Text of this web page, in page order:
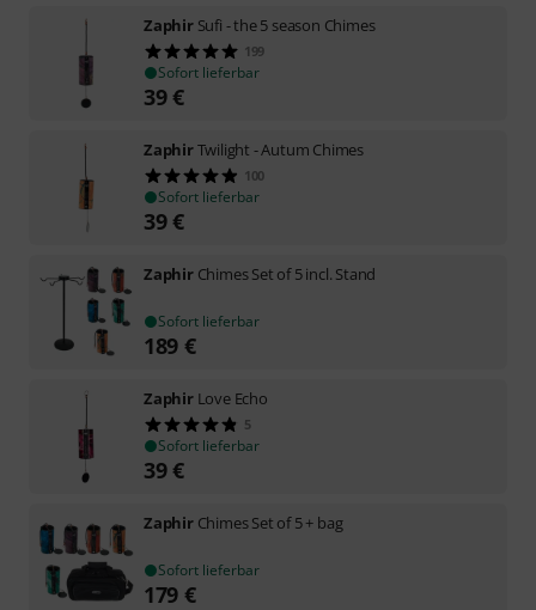
Zaphir Sufi - the 5 season Chimes
199
Sofort lieferbar
39€
ZaphirTwilight - Autum Chimes
100
Sofort lieferbar
39€
Zaphir Chimes Set of 5 incl. Stand
Sofort lieferbar
189 €
Zaphir Love Echo
5
Sofort lieferbar
39€
Zaphir Chimes Set of 5 + bag
Sofort lieferbar
179 €